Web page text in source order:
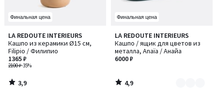
Финальная цена
LA REDOUTE INTERIEURS
Кашпо из керамики Ø15 см,
Filipio / Филипио
2100 ₽-35%
1365 ₽
3,9
/ 5
3,9
/
Финальная цена
LA REDOUTE INTERIEURS
Кашпо / ящик для цветов из
металла, Anaïa / Анайа
6000 ₽
4,9
/ 5
Количество
цветов:
2
4,9
/